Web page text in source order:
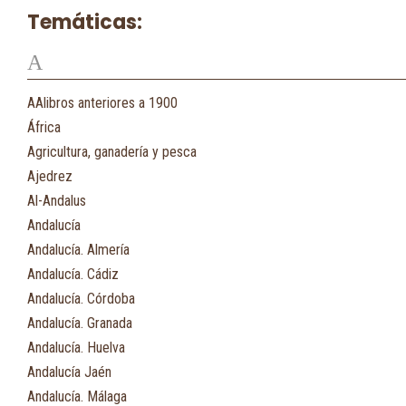
Temáticas:
A
AAlibros anteriores a 1900
África
Agricultura, ganadería y pesca
Ajedrez
Al-Andalus
Andalucía
Andalucía. Almería
Andalucía. Cádiz
Andalucía. Córdoba
Andalucía. Granada
Andalucía. Huelva
Andalucía Jaén
Andalucía. Málaga